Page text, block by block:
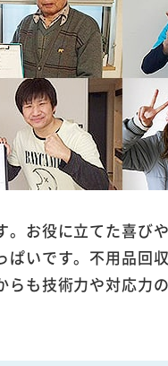
お役に立てた喜び
いです。不用品回
も技術力や対応力